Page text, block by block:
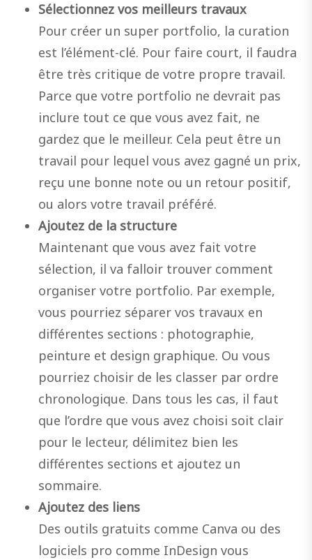
Sélectionnez vos meilleurs travaux
Pour créer un super portfolio, la curation
est l’élément-clé. Pour faire court, il faudra
être très critique de votre propre travail.
Parce que votre portfolio ne devrait pas
inclure tout ce que vous avez fait, ne
gardez que le meilleur. Cela peut être un
travail pour lequel vous avez gagné un prix,
reçu une bonne note ou un retour positif,
ou alors votre travail préféré.
Ajoutez de la structure
Maintenant que vous avez fait votre
sélection, il va falloir trouver comment
organiser votre portfolio. Par exemple,
vous pourriez séparer vos travaux en
différentes sections : photographie,
peinture et design graphique. Ou vous
pourriez choisir de les classer par ordre
chronologique. Dans tous les cas, il faut
que l’ordre que vous avez choisi soit clair
pour le lecteur, délimitez bien les
différentes sections et ajoutez un
sommaire.
Ajoutez des liens
Des outils gratuits comme Canva ou des
logiciels pro comme InDesign vous